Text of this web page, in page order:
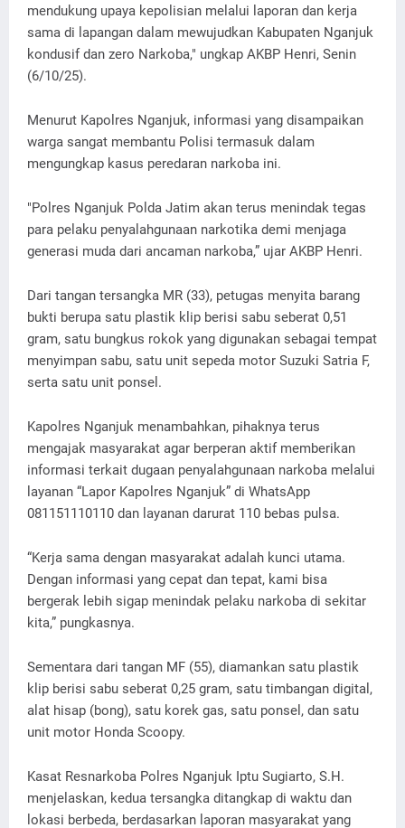
mendukung upaya kepolisian melalui laporan dan kerja
sama di lapangan dalam mewujudkan Kabupaten Nganjuk
kondusif dan zero Narkoba," ungkap AKBP Henri, Senin
(6/10/25).
Menurut Kapolres Nganjuk, informasi yang disampaikan
warga sangat membantu Polisi termasuk dalam
mengungkap kasus peredaran narkoba ini.
"Polres Nganjuk Polda Jatim akan terus menindak tegas
para pelaku penyalahgunaan narkotika demi menjaga
generasi muda dari ancaman narkoba,” ujar AKBP Henri.
Dari tangan tersangka MR (33), petugas menyita barang
bukti berupa satu plastik klip berisi sabu seberat 0,51
gram, satu bungkus rokok yang digunakan sebagai tempat
menyimpan sabu, satu unit sepeda motor Suzuki Satria F,
serta satu unit ponsel.
Kapolres Nganjuk menambahkan, pihaknya terus
mengajak masyarakat agar berperan aktif memberikan
informasi terkait dugaan penyalahgunaan narkoba melalui
layanan “Lapor Kapolres Nganjuk” di WhatsApp
081151110110 dan layanan darurat 110 bebas pulsa.
“Kerja sama dengan masyarakat adalah kunci utama.
Dengan informasi yang cepat dan tepat, kami bisa
bergerak lebih sigap menindak pelaku narkoba di sekitar
kita,” pungkasnya.
Sementara dari tangan MF (55), diamankan satu plastik
klip berisi sabu seberat 0,25 gram, satu timbangan digital,
alat hisap (bong), satu korek gas, satu ponsel, dan satu
unit motor Honda Scoopy.
Kasat Resnarkoba Polres Nganjuk Iptu Sugiarto, S.H.
menjelaskan, kedua tersangka ditangkap di waktu dan
lokasi berbeda, berdasarkan laporan masyarakat yang